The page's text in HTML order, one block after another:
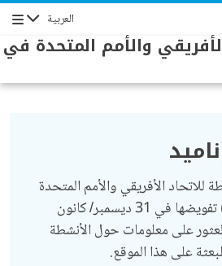
العربية التنقل
والأمم المتحدة في
للاتحاد الأفريقي والأمم المتحدة
في دارفور (يوناميد) تفويضها في 31 ديسمبر/ كانون
العثور على معلومات حول الأنشطة
على هذا الموقع.